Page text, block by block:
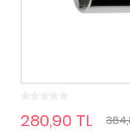
280,90 TL